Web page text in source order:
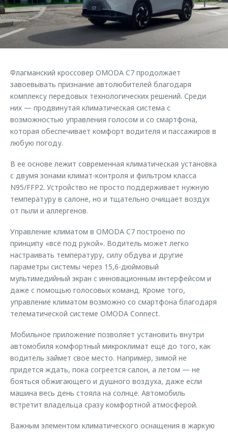
Страхование
Кредитный калькулятор
Аксессуары
Оригинальные аксессуары
Запчасти
Трейд-ин
Калькулятор трейд-ин
Клиентская поддержка
O&J Автоклуб
Клуб владельцев OMODA
Аксессуары
Одежда и сувениры
Оригинальные аксессуары
Запчасти
Обратная связь
Флагманский кроссовер OMODA C7 продолжает
завоевывать признание автолюбителей благодаря
комплексу передовых технологических решений. Среди
них — продвинутая климатическая система с
возможностью управления голосом и со смартфона,
которая обеспечивает комфорт водителя и пассажиров в
любую погоду.
В ее основе лежит современная климатическая установка
с двумя зонами климат-контроля и фильтром класса
N95/FFP2. Устройство не просто поддерживает нужную
температуру в салоне, но и тщательно очищает воздух
от пыли и аллергенов.
Управление климатом в OMODA C7 построено по
принципу «всё под рукой». Водитель может легко
настраивать температуру, силу обдува и другие
параметры системы через 15,6-дюймовый
мультимедийный экран с инновационным интерфейсом и
даже с помощью голосовых команд. Кроме того,
управление климатом возможно со смартфона благодаря
телематической системе OMODA Connect.
Мобильное приложение позволяет установить внутри
автомобиля комфортный микроклимат ещё до того, как
водитель займет свое место. Например, зимой не
придется ждать, пока согреется салон, а летом — не
бояться обжигающего и душного воздуха, даже если
машина весь день стояла на солнце. Автомобиль
встретит владельца сразу комфортной атмосферой.
Важным элементом климатического оснащения в жаркую